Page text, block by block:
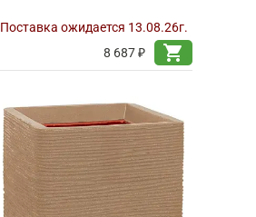
Поставка ожидается 13.08.26г.
8 687 ₽
shopping_cart